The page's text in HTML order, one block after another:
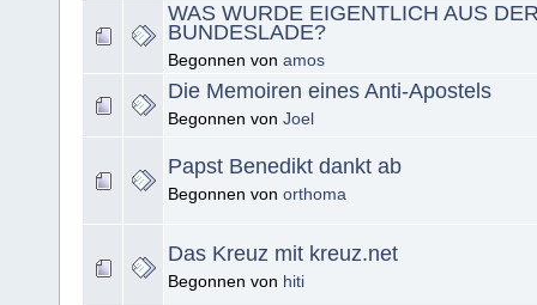
WAS WURDE EIGENTLICH AUS
BUNDESLADE?
Begonnen von amos
Die Memoiren eines Anti-Apostels
Begonnen von Joel
Papst Benedikt dankt ab
Begonnen von orthoma
Das Kreuz mit kreuz.net
Begonnen von hiti